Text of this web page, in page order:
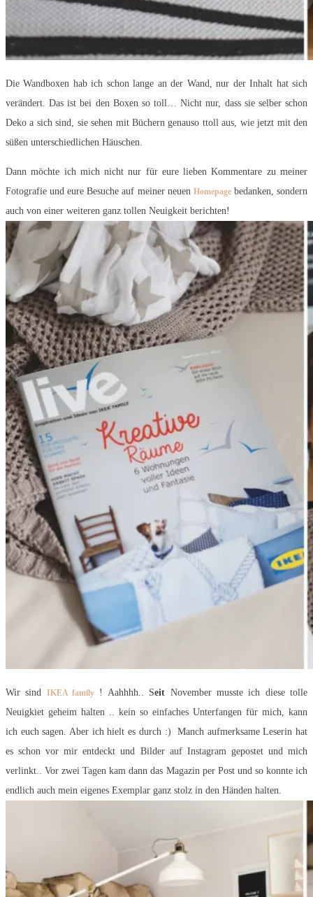
Die Wandboxen hab ich schon lange an der Wand, nur der Inhalt hat sich
verändert. Das ist bei den Boxen so toll… Nicht nur, dass sie selber schon
Deko a sich sind, sie sehen mit Büchern genauso ttoll aus, wie jetzt mit den
süßen unterschiedlichen Häuschen.
Dann möchte ich mich nicht nur für eure lieben Kommentare zu meiner
Fotografie und eure Besuche auf meiner neuen Homepagebedanken, sondern
auch von einer weiteren ganz tollen Neuigkeit berichten!
Wir sind IKEA family ! Aahhhh.. Seit November musste ich diese tolle
Neuigkiet geheim halten .. kein so einfaches Unterfangen für mich, kann
ich euch sagen. Aber ich hielt es durch :) Manch aufmerksame Leserin hat
es schon vor mir entdeckt und Bilder auf Instagram gepostet und mich
verlinkt.. Vor zwei Tagen kam dann das Magazin per Post und so konnte ich
endlich auch mein eigenes Exemplar ganz stolz in den Händen halten.